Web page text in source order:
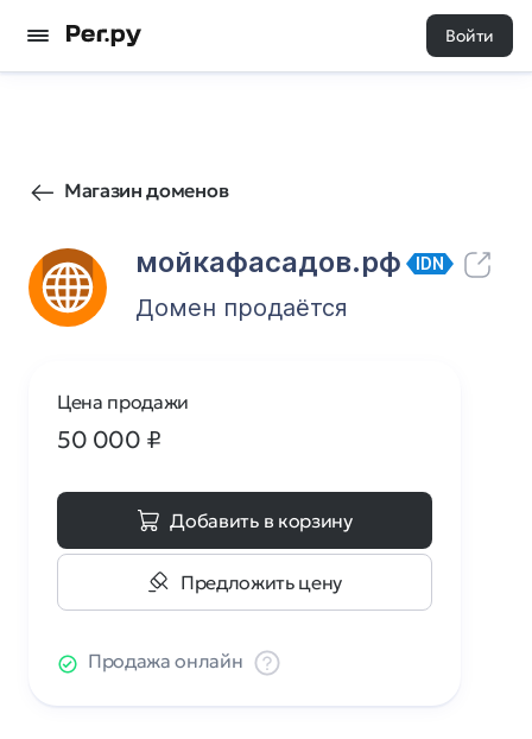
Войти
Магазин доменов
мойкафасадов.рф IDN
599 1
Домен продаётся
Цена продажи
50 000 ₽
Добавить в корзину
Предложить цену
Продажа онлайн